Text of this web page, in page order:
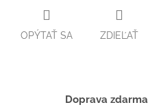
OPÝTAŤ SA ZDIEĽAŤ
Doprava zdarma